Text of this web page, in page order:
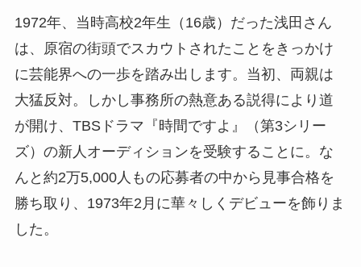
1972年、当時高校2年生（16歳）だった浅田さん
は、原宿の街頭でスカウトされたことをきっかけ
に芸能界への一歩を踏み出します。当初、両親は
大猛反対。しかし事務所の熱意ある説得により道
が開け、TBSドラマ『時間ですよ』（第3シリー
ズ）の新人オーディションを受験することに。な
んと約2万5,000人もの応募者の中から見事合格を
勝ち取り、1973年2月に華々しくデビューを飾りま
した。